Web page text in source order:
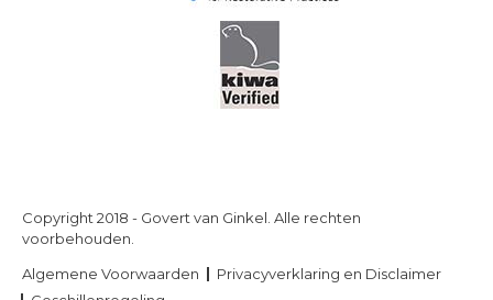
Copyright 2018 - Govert van Ginkel. Alle rechten
voorbehouden.
Algemene Voorwaarden
Privacyverklaring en Disclaimer